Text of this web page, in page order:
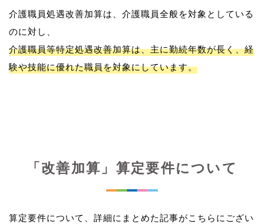
介護職員処遇改善加算は、介護職員全般を対象としている
介護職員等特定処遇改善加算は、主に勤続年数が長く、経
験や技能に優れた職員を対象にしています。
「改善加算」算定要件について
算定要件について、詳細にまとめた記事がこちらにござい